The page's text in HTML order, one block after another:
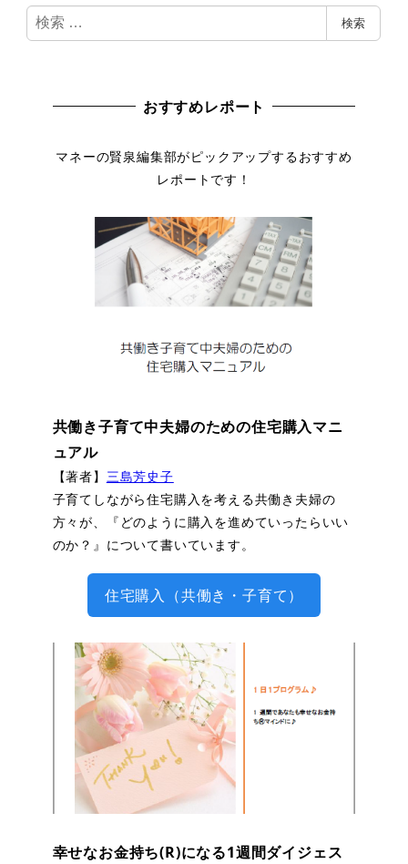
検
索
検索
おすすめレポート
マネーの賢泉編集部がピックアップするおすすめ
レポートです！
共働き子育て中夫婦のための住宅購入マニ
ュアル
【著者】 三島芳史子
子育てしながら住宅購入を考える共働き夫婦の
方々が、『どのように購入を進めていったらいい
のか？』について書いています。
住宅購入（共働き・子育て）
幸せなお金持ち(R)になる1週間ダイジェス